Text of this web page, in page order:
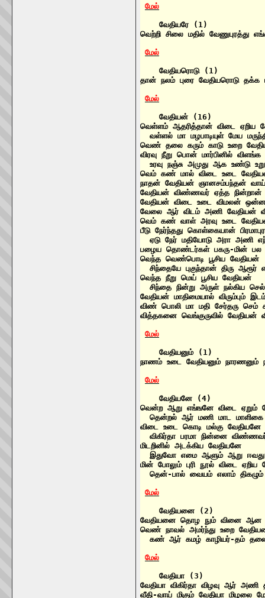
மேல்
    வேதியரே (1)
வெற்றி சிலை மதில் வேணுபுரத்து
மேல்
    வேதியரொடு (1)
தான் நலம் புரை வேதியரொடு
மேல்
    வேதியன் (16)
வெள்ளம் ஆதரித்தான் விடை ஏறிய
வள்ளல் மா மழபாடியுள் மேய
வெண் தலை கரும் காடு உறை
விரவு நீறு பொன் மார்பினில் விளங்க
உரவு நஞ்சு அமுது ஆக உண்டு
வெம் கண் மால் விடை உடை
நாதன் வேதியன் ஞானசம்பந்தன்
வேதியன் விண்ணவர் ஏத்த
வேதியன் விடை உடை விமலன்
வேலை ஆர் விடம் அணி வேதியன்
வெம் கண் வாள் அரவு உடை
பீடு நேர்ந்தது கொள்கையான்
ஏடு நேர் மதியோடு அரா அணி
பழைய தொண்டர்கள் பகரு-மின்
வெந்த வெண்பொடி பூசிய வேதியன்
சிந்தையே புகுந்தான் திரு ஆரூர்
வெந்த நீறு மெய் பூசிய வேதியன்
சிந்தை நின்று அருள் நல்கிய
வேதியன் மாதிமையால் விரும்பும்
விண் பொலி மா மதி சேர்தரு
வித்தகனை வெங்குருவில் வேதியன்
மேல்
    வேதியனும் (1)
நாணம் உடை வேதியனும்
மேல்
    வேதியனே (4)
வென்ற ஆறு எங்ஙனே விடை ஏறும்
தென்றல் ஆர் மணி மாட
விடை உடை கொடி மல்கு வேதியனே
விகிர்தா பரமா நின்னை
மிடறினில் அடக்கிய வேதியனே
இதுவோ எமை ஆளும் ஆறு
மின் போலும் புரி நூல் விடை ஏறிய
தென்-பால் வையம் எலாம் திகழும்
மேல்
    வேதியனை (2)
வேதியனை தொழ நும் வினை ஆன
வெண் நாவல் அமர்ந்து உறை
கண் ஆர் கமழ் காழியர்-தம்
மேல்
    வேதியா (3)
வேதியா விகிர்தா விழவு ஆர்
வீதி-வாய் மிகும் வேதியா மிழலை